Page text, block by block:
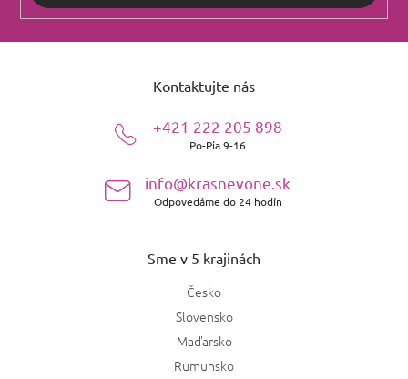
Kontaktujte nás
+421 222 205 898
Po-Pia 9-16
info@krasnevone.sk
Odpovedáme do 24 hodín
Sme v 5 krajinách
Česko
Slovensko
Maďarsko
Rumunsko